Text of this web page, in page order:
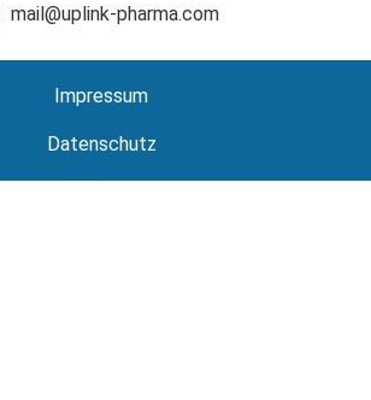
mail@uplink-pharma.com
Impressum
Datenschutz